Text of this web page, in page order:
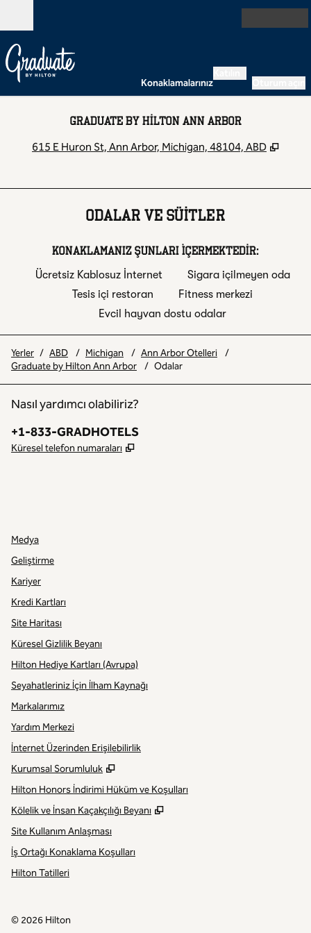
Açık
Konaklamalarınız
GRADUATE BY HILTON ANN ARBOR
615 E Huron St, Ann Arbor, Michigan, 48104, ABD ,
ODALAR VE SÜITLER
KONAKLAMANIZ ŞUNLARI IÇERMEKTEDIR:
Ücretsiz Kablosuz İnternet
Sigara içilmeyen oda
Tesis içi restoran
Fitness merkezi
Evcil hayvan dostu odalar
Yerler / ABD / Michigan / Ann Arbor Otelleri
/
Graduate by Hilton Ann Arbor
/ Odalar
Nasıl yardımcı olabiliriz?
Telefon:
+1-833-GRADHOTELS
Küresel telefon numaraları ,
Medya
Geliştirme
Kariyer
Kredi Kartları
Site Haritası
Küresel Gizlilik Beyanı
Hilton Hediye Kartları (Avrupa)
Seyahatleriniz İçin İlham Kaynağı
Markalarımız
Yardım Merkezi
İnternet Üzerinden Erişilebilirlik
Kurumsal Sorumluluk
,
Hilton Honors İndirimi Hüküm ve Koşulları
Kölelik ve İnsan Kaçakçılığı Beyanı
,
Site Kullanım Anlaşması
İş Ortağı Konaklama Koşulları
Hilton Tatilleri
© 2026 Hilton